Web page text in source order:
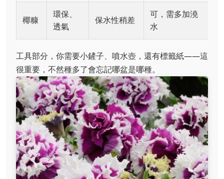
椰糠
環保、
透氣
保水性稍差
可，需多加澆
水
工具部分，你需要小鏟子、噴水壺，還有標籤紙——這
很重要，不然種多了會忘記哪盆是哪種。